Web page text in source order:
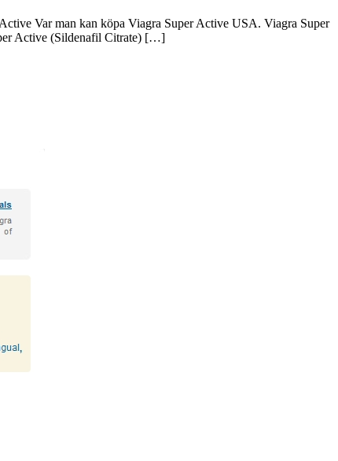
Var man kan köpa Viagra Super Active USA. Viagra Super
Active (Sildenafil Citrate) […]